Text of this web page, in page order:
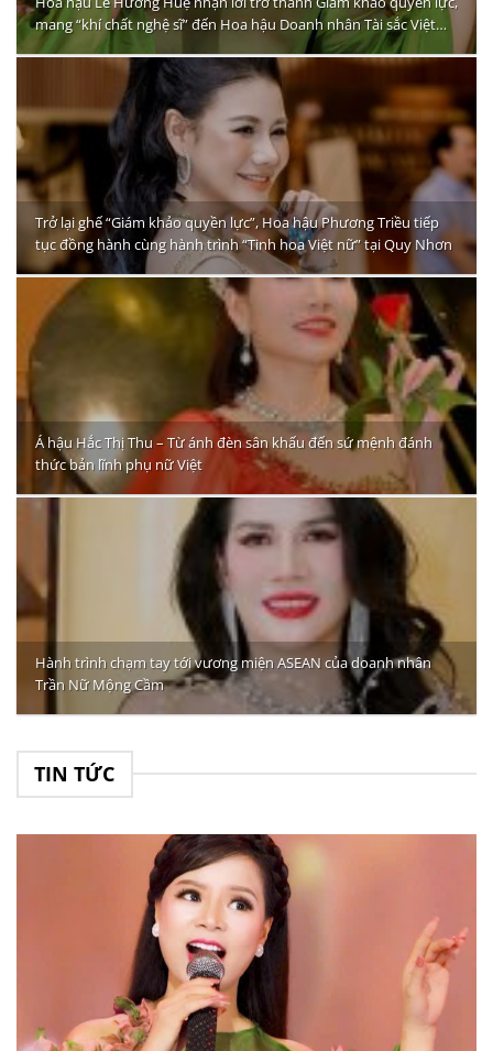
mang “khí chất nghệ sĩ” đến Hoa hậu Doanh nhân Tài sắc Việt
Nam
Trở lại ghế “Giám khảo quyền lực”, Hoa hậu Phương Triều tiếp
tục đồng hành cùng hành trình “Tinh hoa Việt nữ” tại Quy Nhơn
Á hậu Hắc Thị Thu – Từ ánh đèn sân khấu đến sứ mệnh đánh
thức bản lĩnh phụ nữ Việt
Hành trình chạm tay tới vương miện ASEAN của doanh nhân
Trần Nữ Mộng Cầm
TIN TỨC